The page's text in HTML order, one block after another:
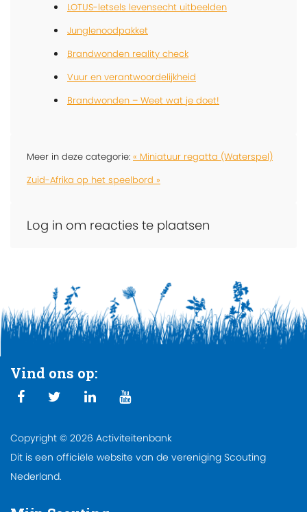
LOTUS-letsels levensecht uitbeelden
Junglenoodpakket
Brandwonden reality check
Vuur en verantwoordelijkheid
Brandwonden – Weet wat je doet!
Meer in deze categorie: « Miniatuur regatta (Waterspel)
Zuid-Afrika op het speelbord »
Log in om reacties te plaatsen
Vind ons op:
Copyright © 2026 Activiteitenbank
Dit is een officiële website van de vereniging Scouting
Nederland.